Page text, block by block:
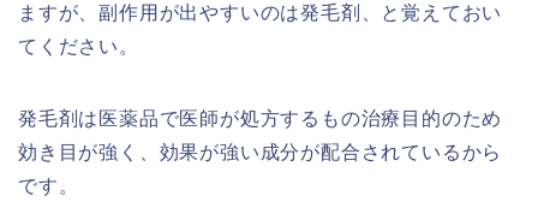
ますが、副作用が出やすいのは発毛剤、と覚えておい
てください。
発毛剤は医薬品で医師が処方するもの治療目的のため
効き目が強く、効果が強い成分が配合されているから
です。